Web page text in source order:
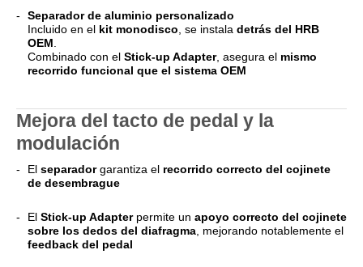
Separador de aluminio personalizado
Incluido en el kit monodisco , se instala detrás del HRB
OEM
Combinado con el Stick-up Adapter, asegura el mismo
recorrido funcional que el sistema OEM
Mejora del tacto de pedal y la
modulación
El separadorgarantiza el recorrido correcto del cojinete
de desembrague
El Stick-up Adapterpermite un apoyo correcto del cojinete
sobre los dedos del diafragma , mejorando notablemente el
feedback del pedal